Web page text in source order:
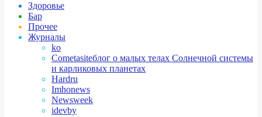
Здоровье
Бар
Прочее
Журналы
ko
Cometasiteблог о малых телах Солнечной системы
и карликовых планетах
Hardru
Imhonews
Newsweek
idevby